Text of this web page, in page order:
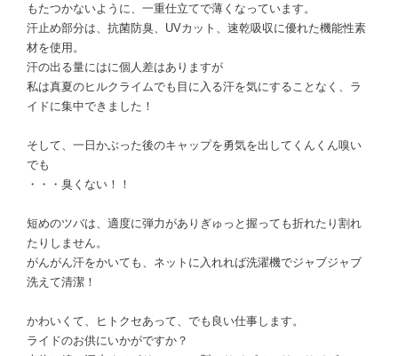
もたつかないように、一重仕立てで薄くなっています。
汗止め部分は、抗菌防臭、UVカット、速乾吸収に優れた機能性素
材を使用。
汗の出る量にはに個人差はありますが
私は真夏のヒルクライムでも目に入る汗を気にすることなく、ラ
イドに集中できました！
そして、一日かぶった後のキャップを勇気を出してくんくん嗅い
でも
・・・臭くない！！
短めのツバは、適度に弾力がありぎゅっと握っても折れたり割れ
たりしません。
がんがん汗をかいても、ネットに入れれば洗濯機でジャブジャブ
洗えて清潔！
かわいくて、ヒトクセあって、でも良い仕事します。
ライドのお供にいかがですか？